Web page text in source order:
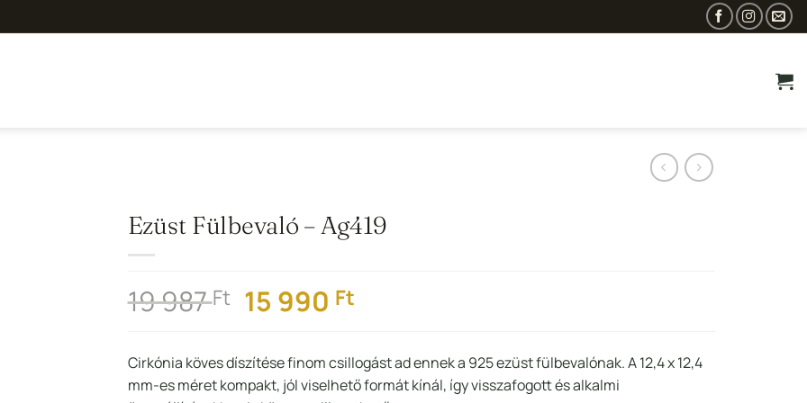
Ezüst Fülbevaló – Ag419
19 987Ft Original
was:
19
15 990 FtCurrent
is:
15
Cirkónia köves díszítése finom csillogást ad ennek a 925 ezüst fülbevalónak. A 12,4 x 12,4
mm-es méret kompakt, jól viselhető formát kínál, így visszafogott és alkalmi